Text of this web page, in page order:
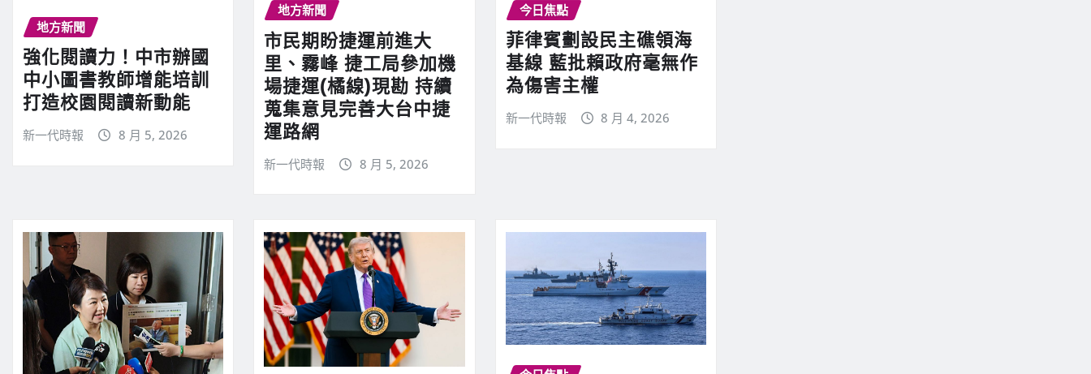
地方新聞
強化閱讀力！中市辦國
中小圖書教師增能培訓
打造校園閱讀新動能
新一代時報 8 月 5, 2026
地方新聞
市民期盼捷運前進大
里、霧峰 捷工局參加機
場捷運(橘線)現勘 持續
蒐集意見完善大台中捷
運路網
新一代時報 8 月 5, 2026
今日焦點
菲律賓劃設民主礁領海
基線 藍批賴政府毫無作
為傷害主權
新一代時報 8 月 4, 2026